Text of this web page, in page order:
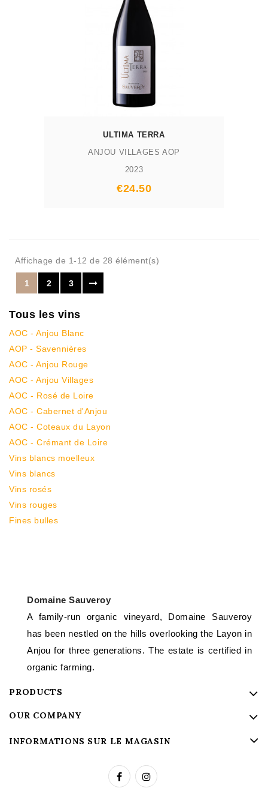
ULTIMA TERRA
ANJOU VILLAGES AOP
2023
Prix
€24.50
Affichage de 1-12 de 28 élément(s)
1 2 3
Tous les vins
AOC - Anjou Blanc
AOC - Anjou Rouge
AOP - Savennières
AOC - Anjou Villages
AOC - Cabernet d'Anjou
AOC - Coteaux du Layon
AOC - Crémant de Loire
AOC - Rosé de Loire
Fines bulles
Vins blancs moelleux
Vins blancs
Vins rosés
Vins rouges
Domaine Sauveroy
A family-run organic vineyard, Domaine Sauveroy
has been nestled on the hills overlooking the Layon in
Anjou for three generations. The estate is certified in
organic farming.
PRODUCTS
OUR COMPANY
INFORMATIONS SUR LE MAGASIN